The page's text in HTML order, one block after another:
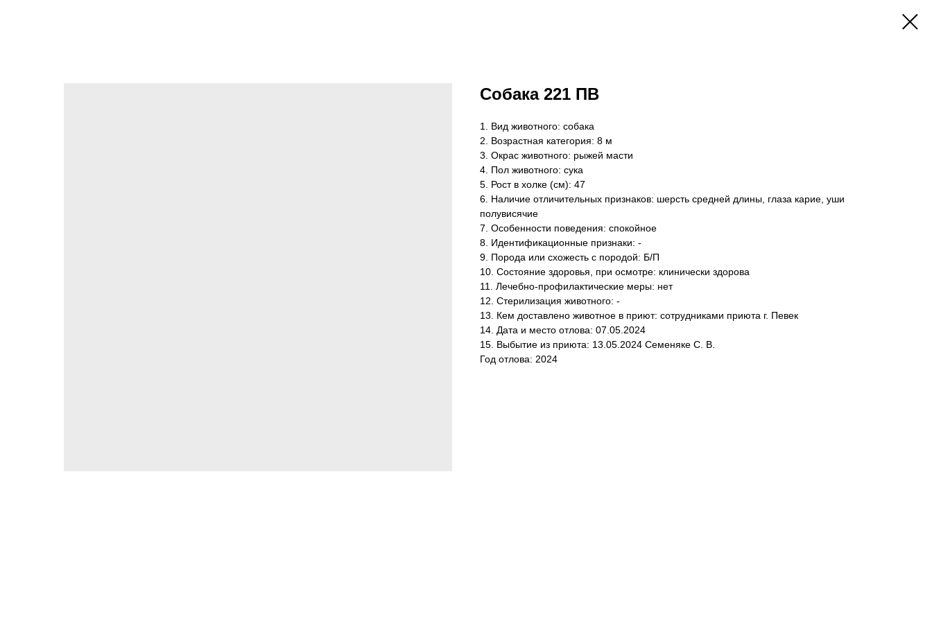
Собака 221 ПВ
1. Вид животного: собака
2. Возрастная категория: 8 м
3. Окрас животного: рыжей масти
4. Пол животного: сука
5. Рост в холке (см): 47
6. Наличие отличительных признаков: шерсть средней длины, глаза карие, уши
полувисячие
7. Особенности поведения: спокойное
8. Идентификационные признаки: -
9. Порода или схожесть с породой: Б/П
10. Состояние здоровья, при осмотре: клинически здорова
11. Лечебно-профилактические меры: нет
12. Стерилизация животного: -
13. Кем доставлено животное в приют: сотрудниками приюта г. Певек
14. Дата и место отлова: 07.05.2024
15. Выбытие из приюта: 13.05.2024 Семеняке С. В.
Год отлова: 2024